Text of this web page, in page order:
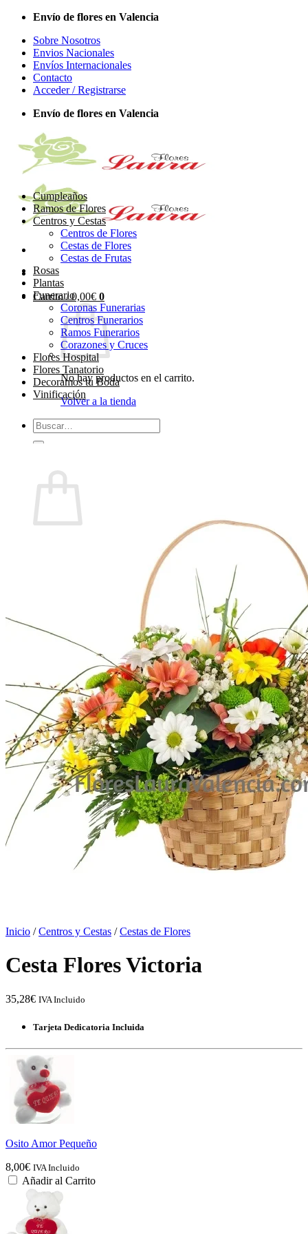
Saltar
contenido
Envío de flores en Valencia
Sobre Nosotros
Envios Nacionales
Envíos Internacionales
Contacto
Acceder / Registrarse
Envío de flores en Valencia
Carrito /0,00€ 0
No hay productos en el carrito.
Volver a la tienda
Buscar
por:
No hay productos en el carrito.
Cumpleaños
Ramos de Flores
Centros y Cestas
Centros de Flores
Cestas de Flores
Cestas de Frutas
Rosas
Plantas
Funerario
Coronas Funerarias
Centros Funerarios
Ramos Funerarios
Corazones y Cruces
Flores Hospital
Flores Tanatorio
Decoramos tu Boda
Vinificación
Inicio / Centros y Cestas / Cestas de Flores
Cesta Flores Victoria
35,28€ IVA Incluido
Tarjeta Dedicatoria Incluida
Osito Amor Pequeño
8,00€ IVA Incluido
Añadir al Carrito